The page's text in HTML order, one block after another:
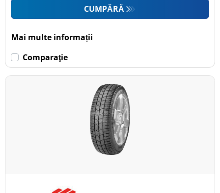
CUMPĂRĂ
Mai multe informații
Comparaţie